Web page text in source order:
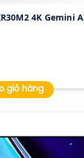
4K Gemini
giỏ hàng